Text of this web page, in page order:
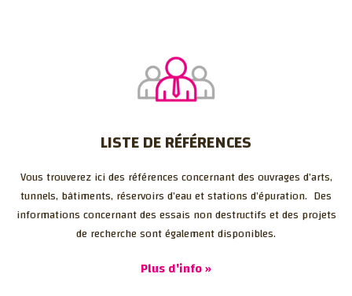
LISTE DE RÉFÉRENCES
Vous trouverez ici des références concernant des ouvrages d’arts,
tunnels, bâtiments, réservoirs d’eau et stations d’épuration. Des
informations concernant des essais non destructifs et des projets
de recherche sont également disponibles.
Plus d'info »